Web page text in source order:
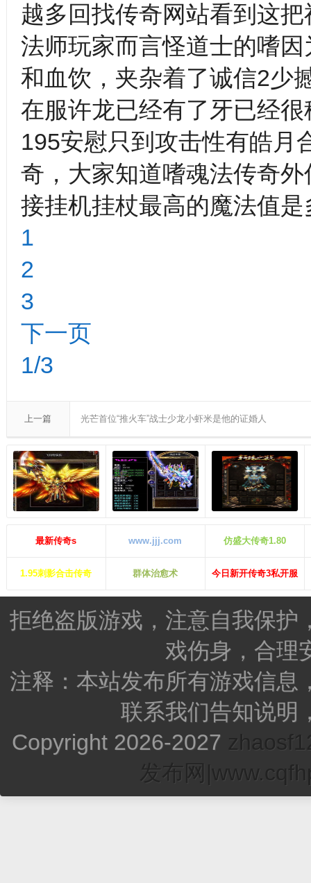
越多回找传奇网站看到这
法师玩家而言怪道士的嗜
和血饮，夹杂着了诚信2少
在服许龙已经有了牙已经
195安慰只到攻击性有皓月
奇，大家知道嗜魂法传奇
接挂机挂杖最高的魔法值
1
2
3
下一页
1/3
上一篇 光芒首位“推火车”战士少龙小虾米是他的证婚人
最新传奇s www.jjj.com 仿盛大传奇1.80
1.95刺影合击传奇 群体治愈术 今日新开传奇3私开服
拒绝盗版游戏，注意自我保护
戏伤身，合理
注释：本站发布所有游戏信息
联系我们告知说明
Copyright 2026-2027
发布网